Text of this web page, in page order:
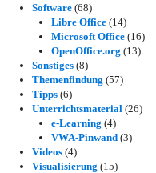
Software (68)
Libre Office (14)
Microsoft Office (16)
OpenOffice.org (13)
Sonstiges (8)
Themenfindung (57)
Tipps (6)
Unterrichtsmaterial (26)
e-Learning (4)
VWA-Pinwand (3)
Videos (4)
Visualisierung (15)